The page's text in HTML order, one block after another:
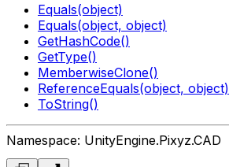
Equals(object)
Equals(object, object)
GetHashCode()
GetType()
MemberwiseClone()
ReferenceEquals(object, object)
ToString()
Namespace: UnityEngine.Pixyz.CAD